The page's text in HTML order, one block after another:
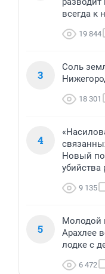
всегда к
19 844
3
Соль
18 301
4
Новый
убийства
9 135
5
Молодой
Арахлее
лодке с
6 472